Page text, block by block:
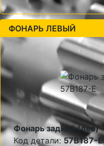
ФОНАРЬ ЛЕВЫЙ
Фонарь задний (лев)
Код детали:57B187-E